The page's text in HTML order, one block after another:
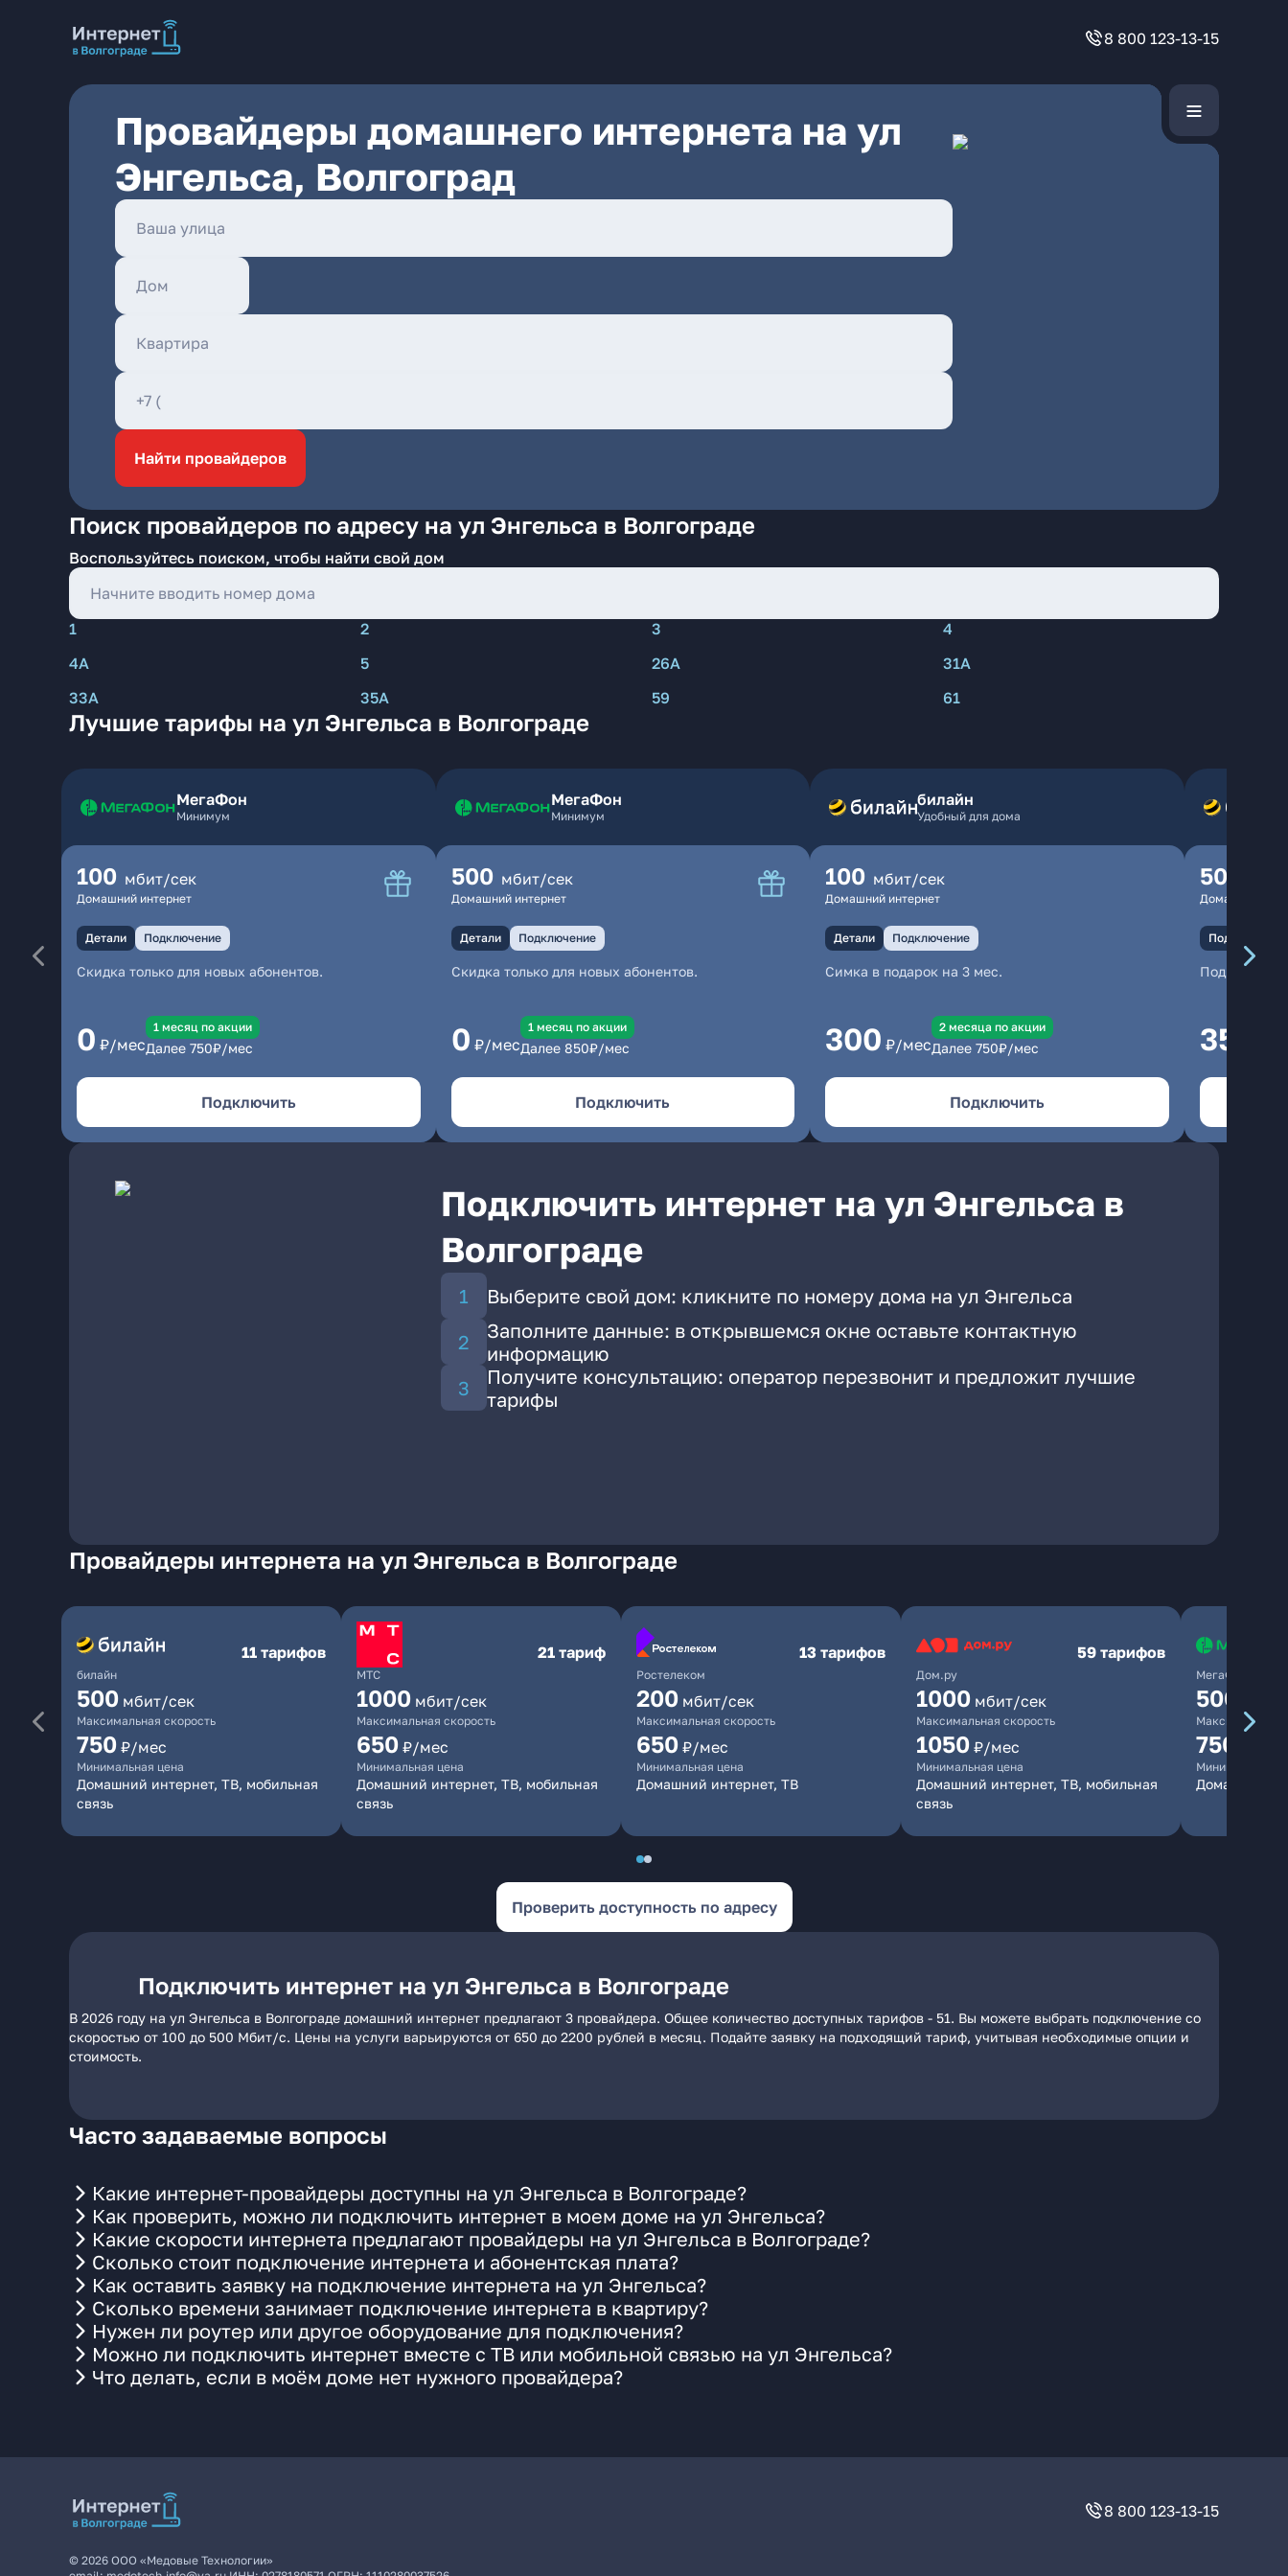
8 800 123-13-15
Провайдеры домашнего интернета на ул
Энгельса, Волгоград
Найти провайдеров
Поиск провайдеров по адресу на ул Энгельса в Волгограде
Воспользуйтесь поиском, чтобы найти свой дом
1 2 3
4
4А
5 26А
31А
33А
35А 59 61
Лучшие тарифы на ул Энгельса в Волгограде
МегаФон
Минимум
100 мбит/сек
Домашний интернет
Детали Подключение
Скидка только для новых абонентов.
0 ₽/мес
1 месяц по акции
Далее 750₽/мес
Подключить
МегаФон
Минимум
500 мбит/сек
Домашний интернет
Детали Подключение
Скидка только для новых абонентов.
0 ₽/мес
1 месяц по акции
Далее 850₽/мес
Подключить
билайн
Удобный для дома
100 мбит/сек
Домашний интернет
Детали Подключение
Симка в подарок на 3 мес.
300 ₽/мес
2 месяцa по акции
Далее 750₽/мес
Подключить
500
Домашний
Подключение
350
Подключить интернет на ул Энгельса в
Волгограде
Выберите свой дом: кликните по номеру дома на ул Энгельса
Заполните данные: в открывшемся окне оставьте контактную
информацию
Получите консультацию: оператор перезвонит и предложит лучшие
тарифы
Провайдеры интернета на ул Энгельса в Волгограде
билайн
11 тарифов
500 мбит/сек
Максимальная скорость
750 ₽/мес
Минимальная цена
Домашний интернет, ТВ, мобильная
связь
МТС
21 тариф
1000 мбит/сек
Максимальная скорость
650 ₽/мес
Минимальная цена
Домашний интернет, ТВ, мобильная
связь
Ростелеком
13 тарифов
200 мбит/сек
Максимальная скорость
650 ₽/мес
Минимальная цена
Домашний интернет, ТВ
Дом.ру
59 тарифов
1000 мбит/сек
Максимальная скорость
1050 ₽/мес
Минимальная цена
Домашний интернет, ТВ, мобильная
связь
МегаФон
500
Максимальная
750
Минимальная
Домашний
Проверить доступность по адресу
Подключить интернет на ул Энгельса в Волгограде
В 2026 году на ул Энгельса в Волгограде домашний интернет предлагают 3 провайдера. Общее количество доступных тарифов - 51. Вы можете выбрать подключение со
скоростью от 100 до 500 Мбит/с. Цены на услуги варьируются от 650 до 2200 рублей в месяц. Подайте заявку на подходящий тариф, учитывая необходимые опции и
стоимость.
Часто задаваемые вопросы
Какие интернет-провайдеры доступны на ул Энгельса в Волгограде?
Как проверить, можно ли подключить интернет в моем доме на ул Энгельса?
Какие скорости интернета предлагают провайдеры на ул Энгельса в Волгограде?
Сколько стоит подключение интернета и абонентская плата?
Как оставить заявку на подключение интернета на ул Энгельса?
Сколько времени занимает подключение интернета в квартиру?
Нужен ли роутер или другое оборудование для подключения?
Можно ли подключить интернет вместе с ТВ или мобильной связью на ул Энгельса?
Что делать, если в моём доме нет нужного провайдера?
8 800 123-13-15
© 2026 ООО «Медовые Технологии»